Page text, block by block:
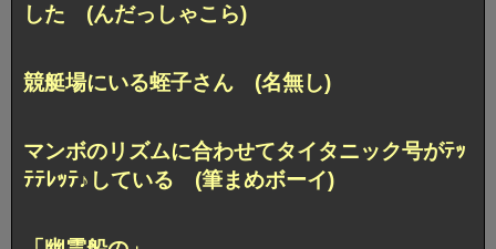
した (んだっしゃこら)
競艇場にいる蛭子さん (名無し)
マンボのリズムに合わせてタイタニック号がﾃｯ
ﾃﾃﾚｯﾃ♪している (筆まめボーイ)